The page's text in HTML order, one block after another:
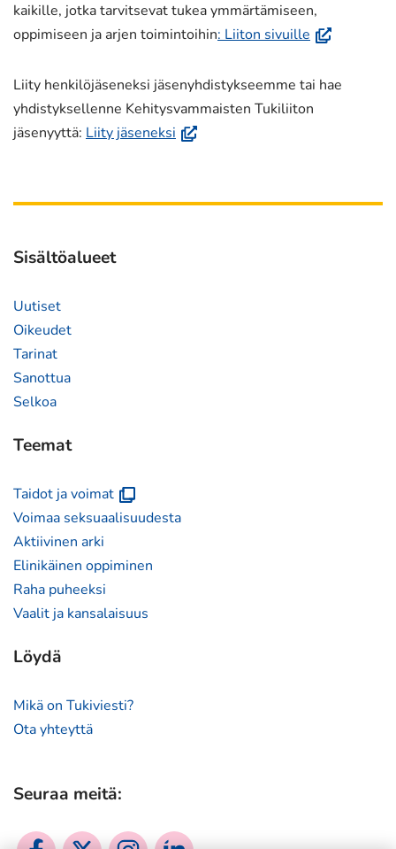
kaikille, jotka tarvitsevat tukea ymmärtämiseen,
oppimiseen ja arjen toimintoihin: Liiton sivuille (avautuu
ikkunaan,
siirryt
Liity henkilöjäseneksi jäsenyhdistykseemme tai hae
yhdistyksellenne Kehitysvammaisten Tukiliiton
jäsenyyttä: Liity jäseneksi (avautuu
siirryt
Sisältöalueet
Uutiset
Oikeudet
Tarinat
Sanottua
Selkoa
Teemat
Taidot ja voimat(avautuu
uuteen
Voimaa seksuaalisuudesta
Aktiivinen arki
Elinikäinen oppiminen
Raha puheeksi
Vaalit ja kansalaisuus
Löydä
Mikä on Tukiviesti?
Ota yhteyttä
Seuraa meitä:
SosiaalinenSosiaalinenSosiaalinenSosiaalinen